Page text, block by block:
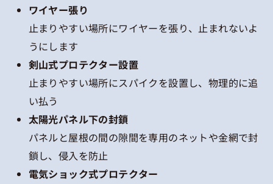
ワイヤー張り
止まりやすい場所にワイヤーを張り、止まれないよ
うにします
剣山式プロテクター設置
止まりやすい場所にスパイクを設置し、物理的に追
い払う
太陽光パネル下の封鎖
パネルと屋根の間の隙間を専用のネットや金網で封
鎖し、侵入を防止
電気ショック式プロテクター